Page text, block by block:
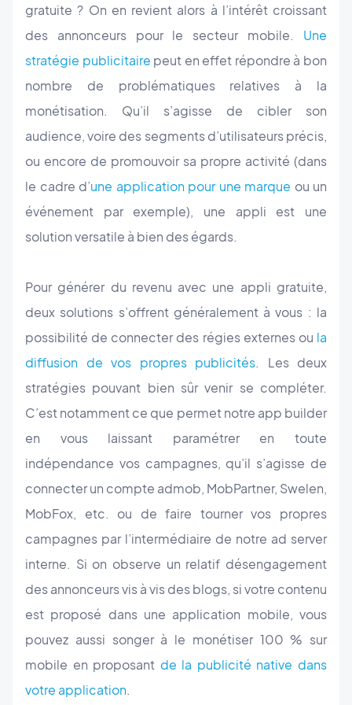
gratuite ? On en revient alors à l’intérêt croissant
des annonceurs pour le secteur mobile. Une
stratégie publicitaire peut en effet répondre à bon
nombre de problématiques relatives à la
monétisation. Qu’il s’agisse de cibler son
audience, voire des segments d’utilisateurs précis,
ou encore de promouvoir sa propre activité (dans
le cadre d’une application pour une marque ou un
événement par exemple), une appli est une
solution versatile à bien des égards.
Pour générer du revenu avec une appli gratuite,
deux solutions s’offrent généralement à vous : la
possibilité de connecter des régies externes ou la
diffusion de vos propres publicités. Les deux
stratégies pouvant bien sûr venir se compléter.
C’est notamment ce que permet notre app builder
en vous laissant paramétrer en toute
indépendance vos campagnes, qu’il s’agisse de
connecter un compte admob, MobPartner, Swelen,
MobFox, etc. ou de faire tourner vos propres
campagnes par l’intermédiaire de notre ad server
interne. Si on observe un relatif désengagement
des annonceurs vis à vis des blogs, si votre contenu
est proposé dans une application mobile, vous
pouvez aussi songer à le monétiser 100 % sur
mobile en proposant de la publicité native dans
votre application.